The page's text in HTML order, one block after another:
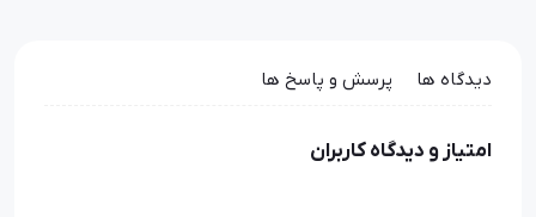
دیدگاه ها پرسش و پاسخ ها
امتیاز و دیدگاه کاربران